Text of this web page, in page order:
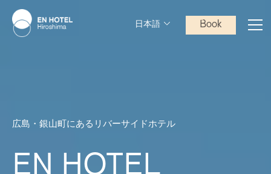
日本語 Book
広島・銀山町にあるリバーサイドホテル
EN HOTEL